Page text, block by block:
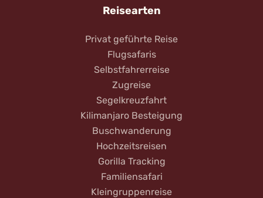
Reisearten
Privat geführte Reise
Flugsafaris
Selbstfahrerreise
Zugreise
Segelkreuzfahrt
Kilimanjaro Besteigung
Buschwanderung
Hochzeitsreisen
Gorilla Tracking
Familiensafari
Kleingruppenreise